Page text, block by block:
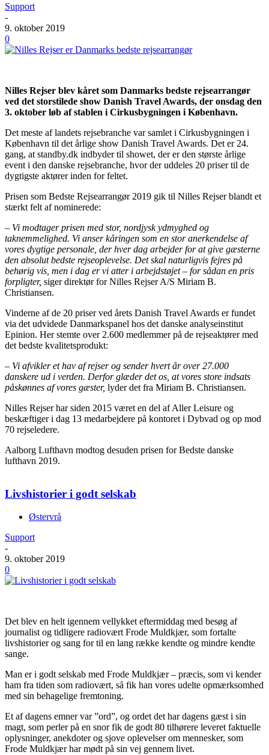
Support
-
9. oktober 2019
0
Nilles Rejser blev kåret som Danmarks bedste rejsearrangør
ved det storstilede show Danish Travel Awards, der onsdag den
3. oktober løb af stablen i Cirkusbygningen i København.
Det meste af landets rejsebranche var samlet i Cirkusbygningen i
København til det årlige show Danish Travel Awards. Det er 24.
gang, at standby.dk indbyder til showet, der er den største årlige
event i den danske rejsebranche, hvor der uddeles 20 priser til de
dygtigste aktører inden for feltet.
Prisen som Bedste Rejsearrangør 2019 gik til Nilles Rejser blandt et
stærkt felt af nominerede:
– Vi modtager prisen med stor, nordjysk ydmyghed og
taknemmelighed. Vi anser kåringen som en stor anerkendelse af
vores dygtige personale, der hver dag arbejder for at give gæsterne
den absolut bedste rejseoplevelse. Det skal naturligvis fejres på
behørig vis, men i dag er vi atter i arbejdstøjet – for sådan en pris
forpligter, siger direktør for Nilles Rejser A/S Miriam B.
Christiansen.
Vinderne af de 20 priser ved årets Danish Travel Awards er fundet
via det udvidede Danmarkspanel hos det danske analyseinstitut
Epinion. Her stemte over 2.600 medlemmer på de rejseaktører med
det bedste kvalitetsprodukt:
– Vi afvikler et hav af rejser og sender hvert år over 27.000
danskere ud i verden. Derfor glæder det os, at vores store indsats
påskønnes af vores gæster, lyder det fra Miriam B. Christiansen.
Nilles Rejser har siden 2015 været en del af Aller Leisure og
beskæftiger i dag 13 medarbejdere på kontoret i Dybvad og op mod
70 rejseledere.
Aalborg Lufthavn modtog desuden prisen for Bedste danske
lufthavn 2019.
Livshistorier i godt selskab
Østervrå
Support
-
9. oktober 2019
0
Det blev en helt igennem vellykket eftermiddag med besøg af
journalist og tidligere radiovært Frode Muldkjær, som fortalte
livshistorier og sang for til en lang række kendte og mindre kendte
sange.
Man er i godt selskab med Frode Muldkjær – præcis, som vi kender
ham fra tiden som radiovært, så fik han vores udelte opmærksomhed
med sin behagelige fremtoning.
Et af dagens emner var ”ord”, og ordet det har dagens gæst i sin
magt, som perler på en snor fik de godt 80 tilhørere leveret faktuelle
oplysninger, anekdoter og sjove oplevelser om mennesker, som
Frode Muldkjær har mødt på sin vej gennem livet.